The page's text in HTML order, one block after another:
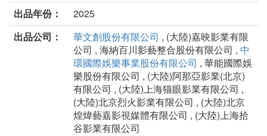
出品年份：
2025
出品公司：
華文創股份有限公司 , (大陸)嘉映影業有限
公司 , 海納百川影藝整合股份有限公司 , 中
環國際娛樂事業股份有限公司 , 華能國際娛
樂股份有限公司 , (大陸)阿那亞影業(北京)
有限公司 , (大陸)上海猫眼影業有限公司 ,
(大陸)北京烈火影業有限公司 , (大陸)北京
煌煒藝嘉影視媒體有限公司 , (大陸)上海拾
谷影業有限公司